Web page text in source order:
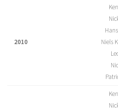
2010
Niels